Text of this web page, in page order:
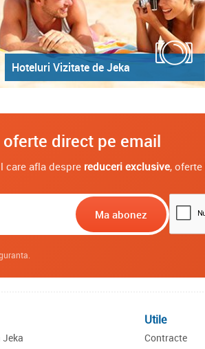
Hoteluri Vizitate de Jeka
direct pe email
care afla despre reduceri exclusive, oferte
Jeka
Utile
Contracte